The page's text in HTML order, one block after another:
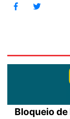
Bloqueio